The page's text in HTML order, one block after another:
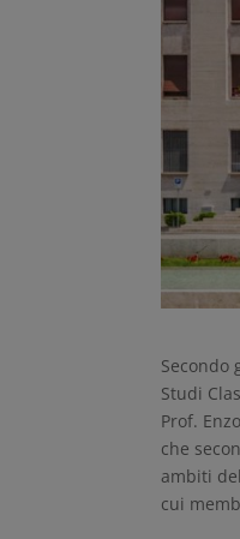
Secondo
Studi
Prof.
che
ambiti
cui